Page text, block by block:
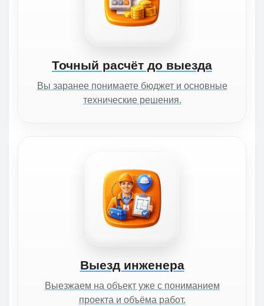
Точный расчёт до выезда
Вы заранее понимаете бюджет и основные
технические решения.
Выезд инженера
Выезжаем на объект уже с пониманием
проекта и объёма работ.